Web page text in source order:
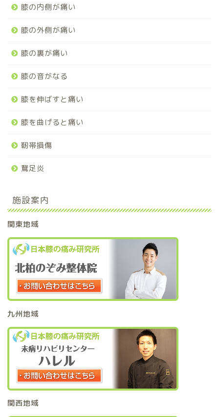
膝の内側が痛い
膝の外側が痛い
膝の裏が痛い
膝の音がなる
膝を伸ばすと痛い
膝を曲げると痛い
靭帯損傷
鵞足炎
施設案内
関東地域
九州地域
関西地域